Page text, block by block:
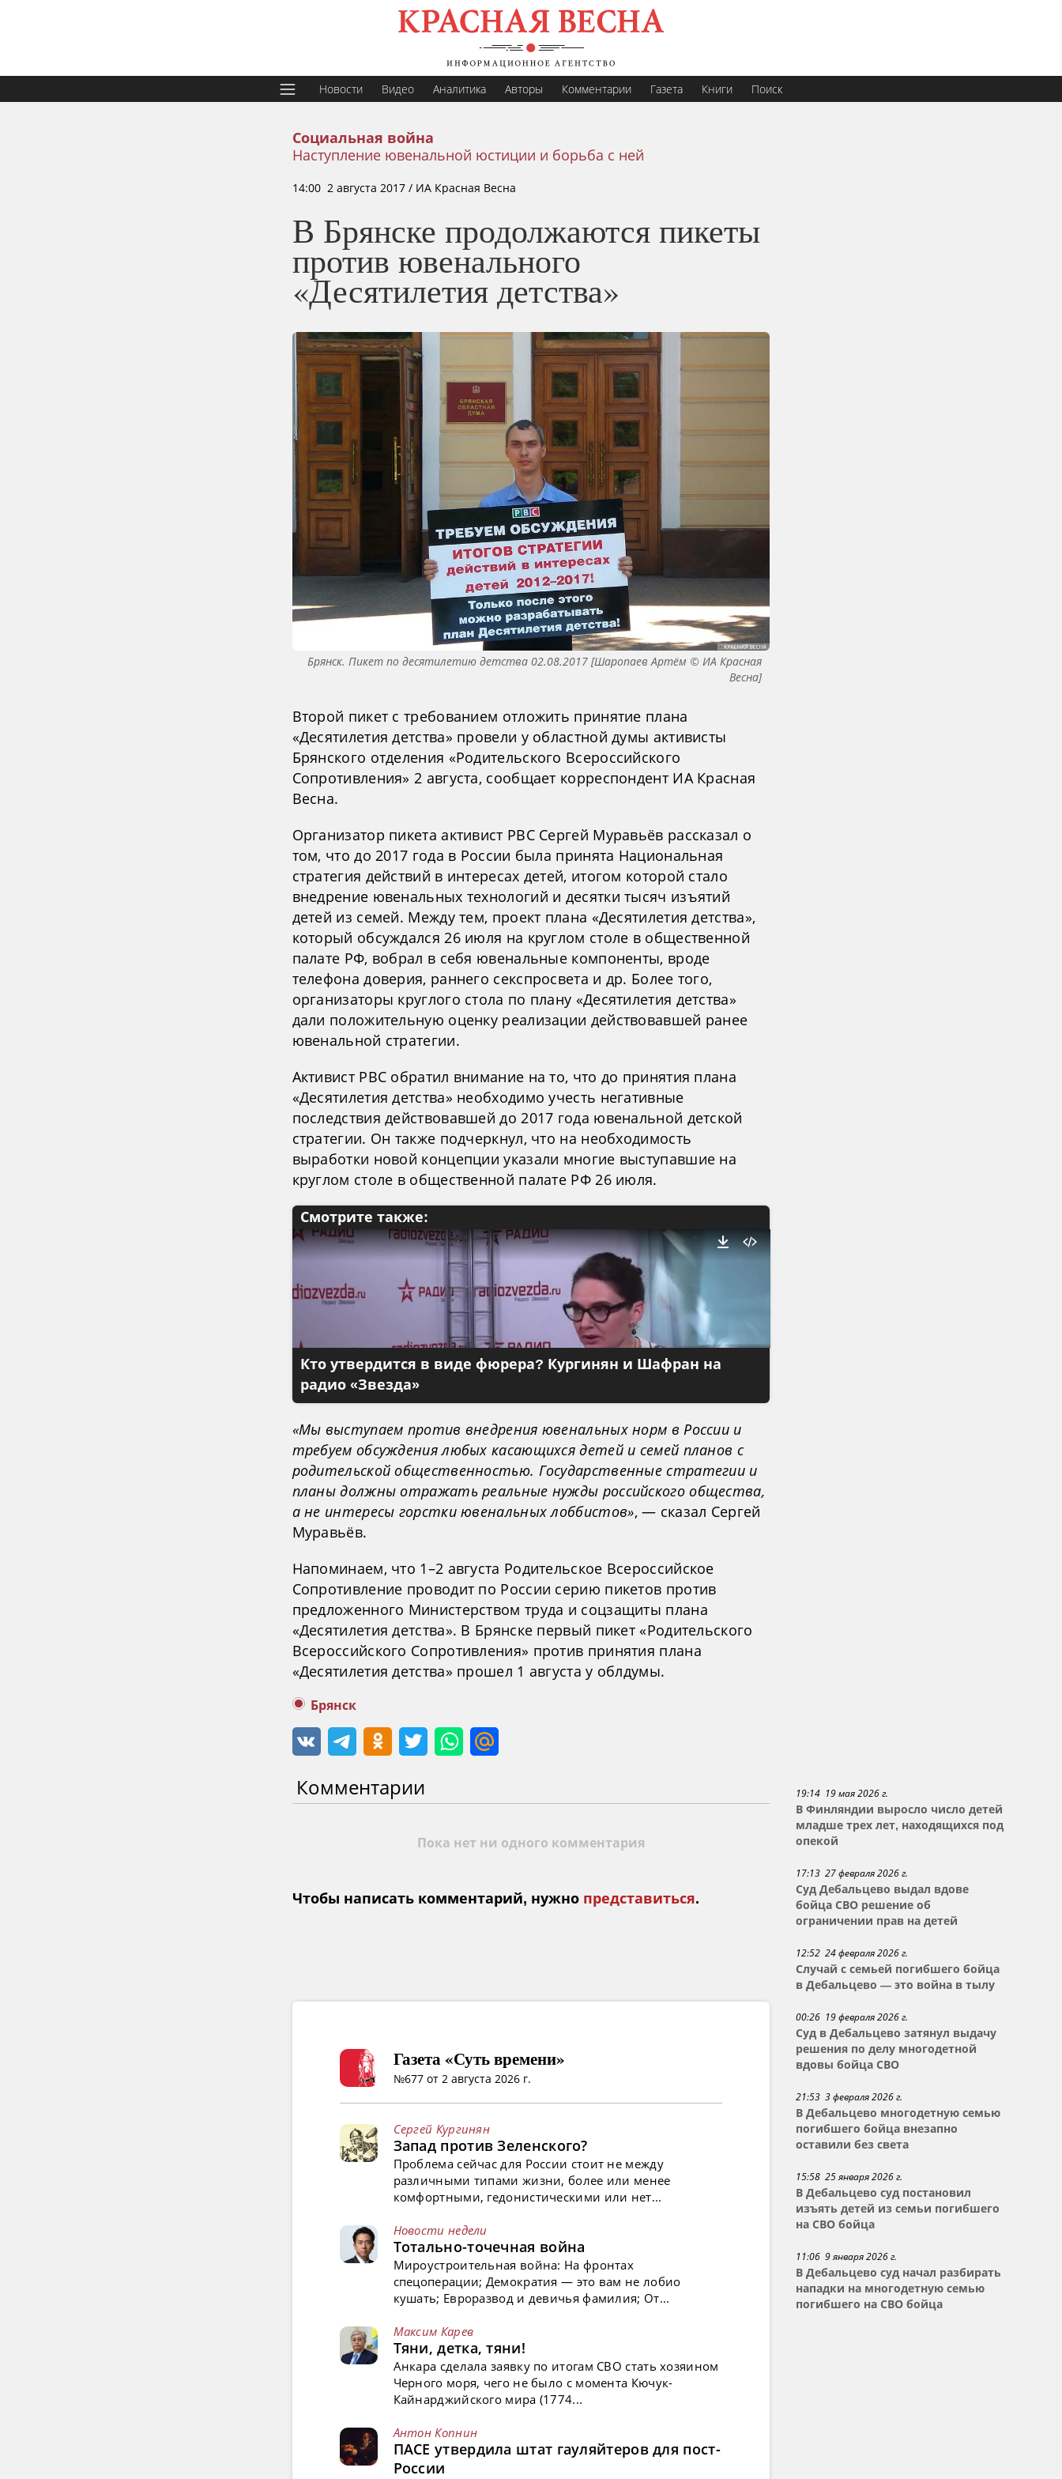
Новости Видео Аналитика Авторы Комментарии Газета Книги Поиск
Социальная война
Наступление ювенальной юстиции и борьба с ней
14:00 2 августа 2017 / ИА Красная Весна
В Брянске продолжаются пикеты
против ювенального
«Десятилетия детства»
Брянск. Пикет по десятилетию детства 02.08.2017 [Шаропаев Артём © ИА Красная
Весна]
Второй пикет с требованием отложить принятие плана
«Десятилетия детства» провели у областной думы активисты
Брянского отделения «Родительского Всероссийского
Сопротивления» 2 августа, сообщает корреспондент ИА Красная
Весна.
Организатор пикета активист РВС Сергей Муравьёв рассказал о
том, что до 2017 года в России была принята Национальная
стратегия действий в интересах детей, итогом которой стало
внедрение ювенальных технологий и десятки тысяч изъятий
детей из семей. Между тем, проект плана «Десятилетия детства»,
который обсуждался 26 июля на круглом столе в общественной
палате РФ, вобрал в себя ювенальные компоненты, вроде
телефона доверия, раннего секспросвета и др. Более того,
организаторы круглого стола по плану «Десятилетия детства»
дали положительную оценку реализации действовавшей ранее
ювенальной стратегии.
Активист РВС обратил внимание на то, что до принятия плана
«Десятилетия детства» необходимо учесть негативные
последствия действовавшей до 2017 года ювенальной детской
стратегии. Он также подчеркнул, что на необходимость
выработки новой концепции указали многие выступавшие на
круглом столе в общественной палате РФ 26 июля.
Смотрите также:
Кто утвердится в виде фюрера? Кургинян и Шафран на
радио «Звезда»
«Мы выступаем против внедрения ювенальных норм в России и
требуем обсуждения любых касающихся детей и семей планов с
родительской общественностью. Государственные стратегии и
планы должны отражать реальные нужды российского общества,
а не интересы горстки ювенальных лоббистов», — сказал Сергей
Муравьёв.
Напоминаем, что 1–2 августа Родительское Всероссийское
Сопротивление проводит по России серию пикетов против
предложенного Министерством труда и соцзащиты плана
«Десятилетия детства». В Брянске первый пикет «Родительского
Всероссийского Сопротивления» против принятия плана
«Десятилетия детства» прошел 1 августа у облдумы.
Брянск
Комментарии
Пока нет ни одного комментария
Чтобы написать комментарий, нужно представиться.
19:14 19 мая 2026 г.
В Финляндии выросло число детей
младше трех лет, находящихся под
опекой
17:13 27 февраля 2026 г.
Суд Дебальцево выдал вдове
бойца СВО решение об
ограничении прав на детей
12:52 24 февраля 2026 г.
Случай с семьей погибшего бойца
в Дебальцево — это война в тылу
00:26 19 февраля 2026 г.
Суд в Дебальцево затянул выдачу
решения по делу многодетной
вдовы бойца СВО
21:53 3 февраля 2026 г.
В Дебальцево многодетную семью
погибшего бойца внезапно
оставили без света
15:58 25 января 2026 г.
В Дебальцево суд постановил
изъять детей из семьи погибшего
на СВО бойца
11:06 9 января 2026 г.
В Дебальцево суд начал разбирать
нападки на многодетную семью
погибшего на СВО бойца
Газета «Суть времени»
№677 от 2 августа 2026 г.
Сергей Кургинян
Запад против Зеленского?
Проблема сейчас для России стоит не между
различными типами жизни, более или менее
комфортными, гедонистическими или нет...
Новости недели
Тотально-точечная война
Мироустроительная война: На фронтах
спецоперации; Демократия — это вам не лобио
кушать; Евроразвод и девичья фамилия; От...
Максим Карев
Тяни, детка, тяни!
Анкара сделала заявку по итогам СВО стать хозяином
Черного моря, чего не было с момента Кючук-
Кайнарджийского мира (1774...
Антон Копнин
ПАСЕ утвердила штат гауляйтеров для пост-
России